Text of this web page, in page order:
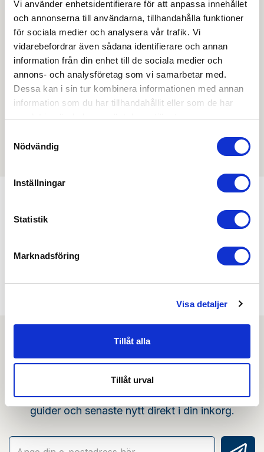
Vi använder enhetsidentifierare för att anpassa innehållet
och annonserna till användarna, tillhandahålla funktioner
för sociala medier och analysera vår trafik. Vi
vidarebefordrar även sådana identifierare och annan
information från din enhet till de sociala medier och
annons- och analysföretag som vi samarbetar med.
Dessa kan i sin tur kombinera informationen med annan
information som du har tillhandahållit eller som de har
samlat in när du har använt deras tjänster.
Nödvändig
Inställningar
Statistik
Marknadsföring
Visa detaljer
Tillåt alla
Tillåt urval
Skapa inloggning, bli företagskund eller logga in för att
beställa, se priser,
produktblad, ritningar, monteringsbeskrivningar samt
övriga dokument.
Det finns ännu ingen film för denna produkt
Kombinera med
Min köphistorik
Nyhetsbrev
Prenumerera på vårt nyhetsbrev och få tips,
guider och senaste nytt direkt i din inkorg.